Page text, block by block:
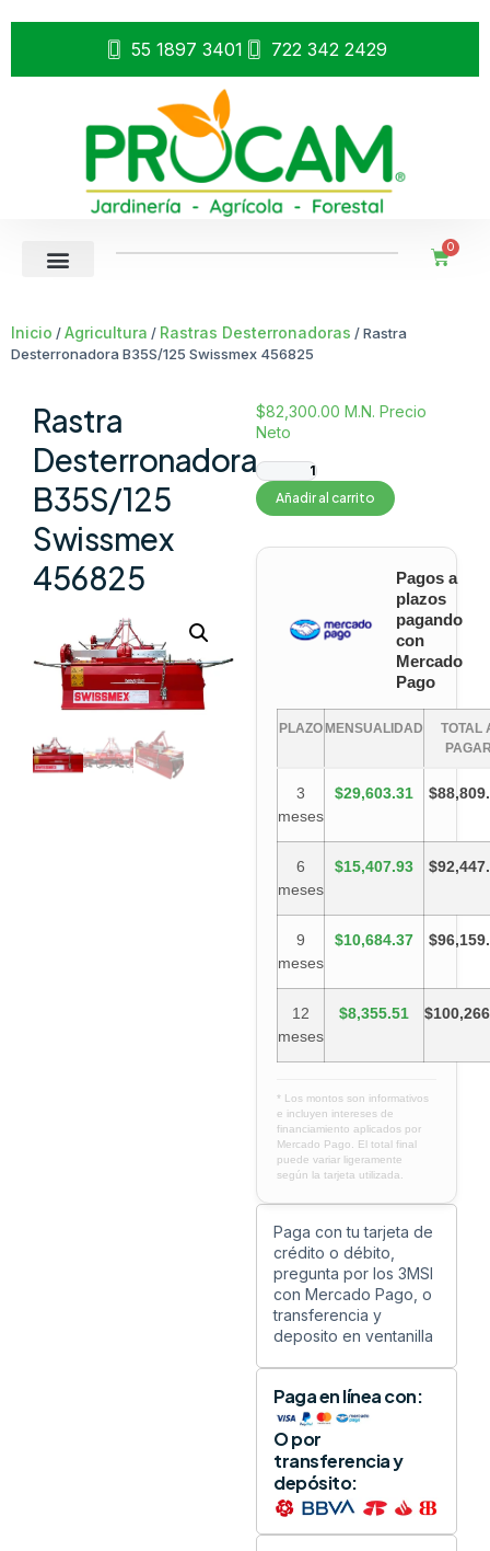
55 1897 3401 722 342 2429
0
Inicio /Agricultura / Rastras Desterronadoras / Rastra
Desterronadora B35S/125 Swissmex 456825
Rastra
Desterronadora
B35S/125
Swissmex
456825
$82,300.00 M.N. Precio
Neto
Añadir al carrito
Pagos a
plazos
pagando
con
Mercado
Pago
PLAZO MENSUALIDAD
TOTAL
3
meses
$29,603.31
6
meses
$15,407.93
9
meses
$10,684.37
12
meses
$8,355.51
* Los montos son informativos
e incluyen intereses de
financiamiento aplicados por
Mercado Pago. El total final
puede variar ligeramente
según la tarjeta utilizada.
Paga con tu tarjeta de
crédito o débito,
pregunta por los 3MSI
con Mercado Pago, o
transferencia y
deposito en ventanilla
Paga en línea con:
O por
transferencia y
depósito: